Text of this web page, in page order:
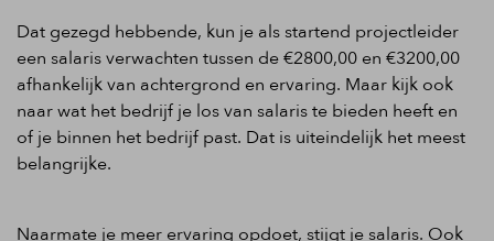
Dat gezegd hebbende, kun je als startend projectleider
een salaris verwachten tussen de €2800,00 en €3200,00
afhankelijk van achtergrond en ervaring. Maar kijk ook
naar wat het bedrijf je los van salaris te bieden heeft en
of je binnen het bedrijf past. Dat is uiteindelijk het meest
belangrijke.
Naarmate je meer ervaring opdoet, stijgt je salaris. Ook